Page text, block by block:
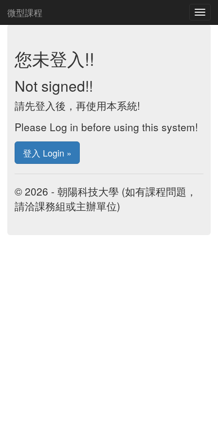
微型課程
您未登入!!
Not signed!!
請先登入後，再使用本系統!
Please Log in before using this system!
登入 Login »
© 2026 - 朝陽科技大學 (如有課程問題，
請洽課務組或主辦單位)